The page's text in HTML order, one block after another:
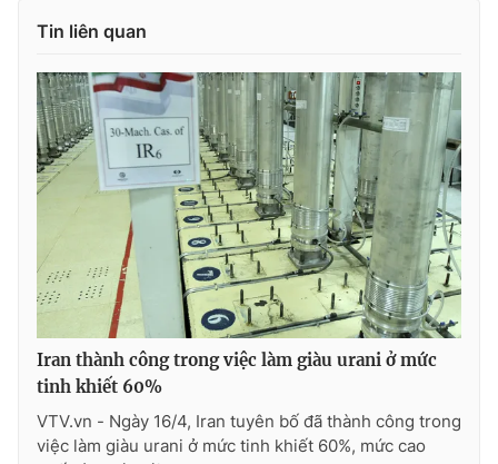
Video Shorts video
VTV Money VTV Thể thao
VTV Sức khoẻ Bất động sản
Thị trường 24h Tấm lòng Việt
Vươn mình bằng AI
VTV9
Liên hệ tòa soạn English
Tin liên quan
Iran thành công trong việc làm giàu urani ở mức
tinh khiết 60%
VTV.vn - Ngày 16/4, Iran tuyên bố đã thành công trong
việc làm giàu urani ở mức tinh khiết 60%, mức cao